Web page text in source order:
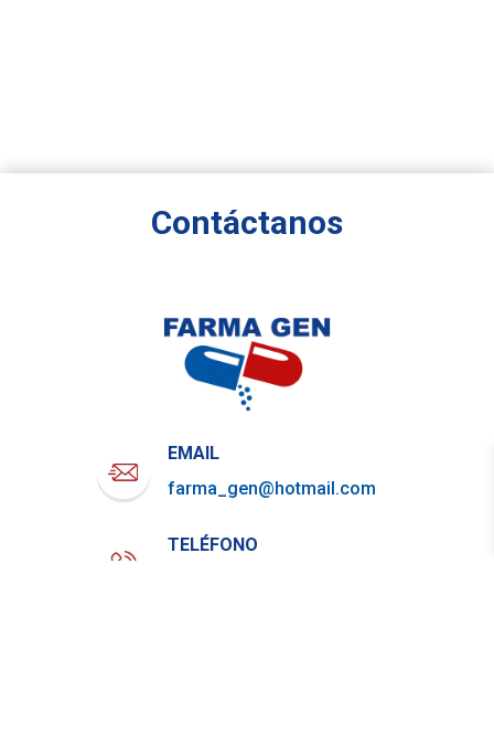
Contáctanos
EMAIL
farma_gen@hotmail.com
TELÉFONO